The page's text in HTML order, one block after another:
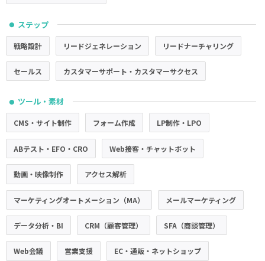
● ステップ
戦略設計 リードジェネレーション リードナーチャリング
セールス カスタマーサポート・カスタマーサクセス
● ツール・素材
CMS・サイト制作 フォーム作成 LP制作・LPO
ABテスト・EFO・CRO Web接客・チャットボット
動画・映像制作 アクセス解析
マーケティングオートメーション（MA） メールマーケティング
データ分析・BI CRM（顧客管理） SFA（商談管理）
Web会議 営業支援 EC・通販・ネットショップ